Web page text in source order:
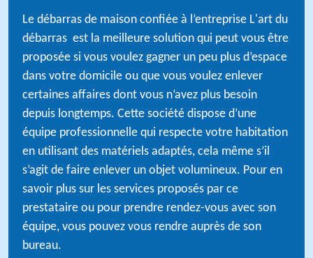
Le débarras de maison confiée à l’entreprise L'art du
débarras est la meilleure solution qui peut vous être
proposée si vous voulez gagner un peu plus d’espace
dans votre domicile ou que vous voulez enlever
certaines affaires dont vous n’avez plus besoin
depuis longtemps. Cette société dispose d’une
équipe professionnelle qui respecte votre habitation
en utilisant des matériels adaptés, cela même s’il
s’agit de faire enlever un objet volumineux. Pour en
savoir plus sur les services proposés par ce
prestataire ou pour prendre rendez-vous avec son
équipe, vous pouvez vous rendre auprès de son
bureau.